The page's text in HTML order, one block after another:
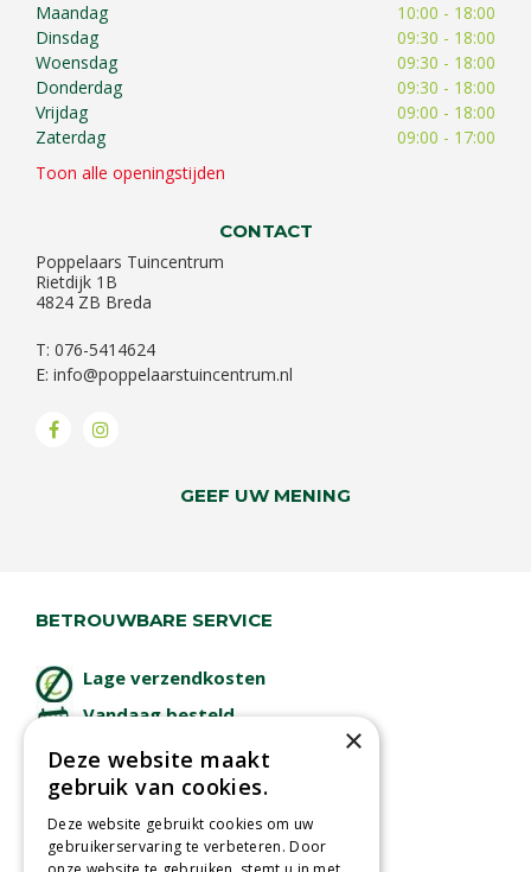
Maandag
10:00 - 18:00
Dinsdag
09:30 - 18:00
Woensdag
09:30 - 18:00
Donderdag
09:30 - 18:00
Vrijdag
09:00 - 18:00
Zaterdag
09:00 - 17:00
Toon alle openingstijden
CONTACT
Poppelaars Tuincentrum
Rietdijk 1B
4824 ZB Breda
T: 076-5414624
E: info@poppelaarstuincentrum.nl
GEEF UW MENING
BETROUWBARE SERVICE
Lage verzendkosten
Vandaag besteld
Afhalen in tuincentrum
Betaal veilig
met iDeal - Wero
×
Deze website maakt
gebruik van cookies.
Deze website gebruikt cookies om uw
gebruikerservaring te verbeteren. Door